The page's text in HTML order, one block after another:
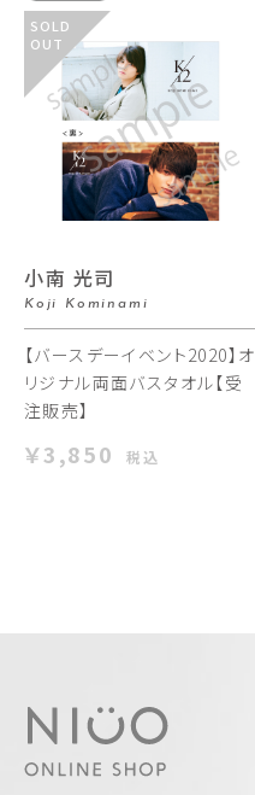
SOLD
OUT
小南 光司
Koji Kominami
【バースデーイベント2020】オ
リジナル両面バスタオル【受
注販売】
￥3,850 税込